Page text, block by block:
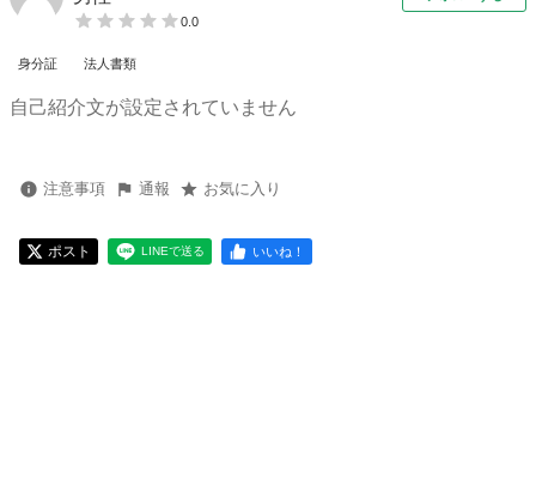
0.0
身分証 法人書類
自己紹介文が設定されていません
注意事項 通報 お気に入り
ポスト LINEで送る いいね！